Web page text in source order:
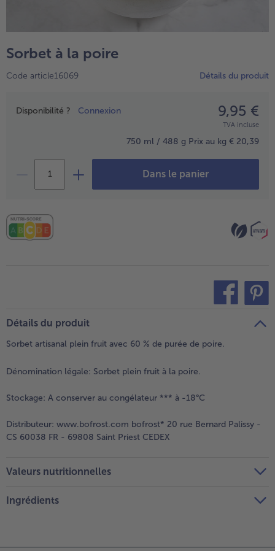
Boulangerie & Pâtisserie
TousBoulangerie & Pâtisserie
TousEntrées, Apéritifs & Snacks
Produits non surgelés
TousProduits non surgelés
Sorbet à la poire
Code article16069 Détails du produit
Prix
Disponibilité ? Connexion 9,95 €
TVA incluse
750 ml / 488 g Prix au kg € 20,39
Dans le panier
Détails du produit
Sorbet artisanal plein fruit avec 60 % de purée de poire.
Dénomination légale: Sorbet plein fruit à la poire.
Stockage: A conserver au congélateur *** à -18°C
Distributeur: www.bofrost.com bofrost* 20 rue Bernard Palissy -
CS 60038 FR - 69808 Saint Priest CEDEX
Valeurs nutritionnelles
Ingrédients